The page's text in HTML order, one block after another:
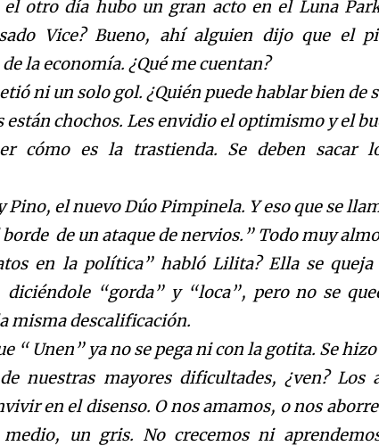
el otro día hubo un gran acto en el Luna
Vice? Bueno, ahí alguien dijo que el
la economía. ¿Qué me cuentan?
ni un solo gol. ¿Quién puede hablar bien de
están chochos. Les envidio el optimismo y el
cómo es la trastienda. Se deben sacar
Pino, el nuevo Dúo Pimpinela. Y eso que se
de un ataque de nervios.” Todo muy
en la política” habló Lilita? Ella se
diciéndole “gorda” y “loca”, pero no se
misma descalificación.
“ Unen” ya no se pega ni con la gotita. Se
nuestras mayores dificultades, ¿ven? Los
en el disenso. O nos amamos, o nos
un gris. No crecemos ni